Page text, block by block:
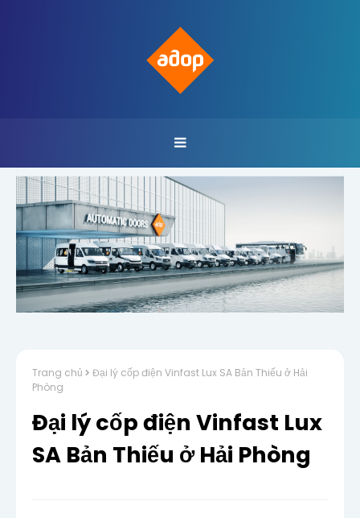
Trang chủ
Đại lý cốp điện Vinfast Lux SA Bản Thiếu ở Hải
Phòng
Đại lý cốp điện Vinfast Lux
SA Bản Thiếu ở Hải Phòng